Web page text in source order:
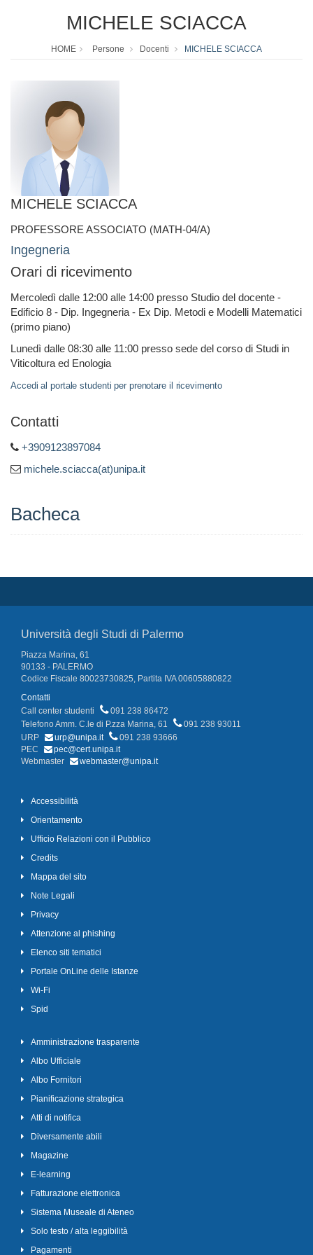
MICHELE SCIACCA
HOME Persone Docenti MICHELE SCIACCA
MICHELE SCIACCA
PROFESSORE ASSOCIATO (MATH-04/A)
Ingegneria
Orari di ricevimento
Mercoledì dalle 12:00 alle 14:00 presso Studio del docente -
Edificio 8 - Dip. Ingegneria - Ex Dip. Metodi e Modelli Matematici
(primo piano)
Lunedì dalle 08:30 alle 11:00 presso sede del corso di Studi in
Viticoltura ed Enologia
Accedi al portale studenti per prenotare il ricevimento
Contatti
+3909123897084
michele.sciacca(at)unipa.it
Bacheca
Università degli Studi di Palermo
Piazza Marina, 61
90133 - PALERMO
Codice Fiscale 80023730825, Partita IVA 00605880822
Contatti
Call center studenti
091 238 86472
Telefono Amm. C.le di P.zza Marina, 61
091 238 93011
URP
urp@unipa.it
091 238 93666
PEC
pec@cert.unipa.it
Webmaster
webmaster@unipa.it
Accessibilità
Orientamento
Ufficio Relazioni con il Pubblico
Credits
Mappa del sito
Note Legali
Privacy
Attenzione al phishing
Elenco siti tematici
Portale OnLine delle Istanze
Wi-Fi
Spid
Amministrazione trasparente
Albo Ufficiale
Albo Fornitori
Pianificazione strategica
Atti di notifica
Diversamente abili
Magazine
E-learning
Fatturazione elettronica
Sistema Museale di Ateneo
Solo testo / alta leggibilità
Pagamenti